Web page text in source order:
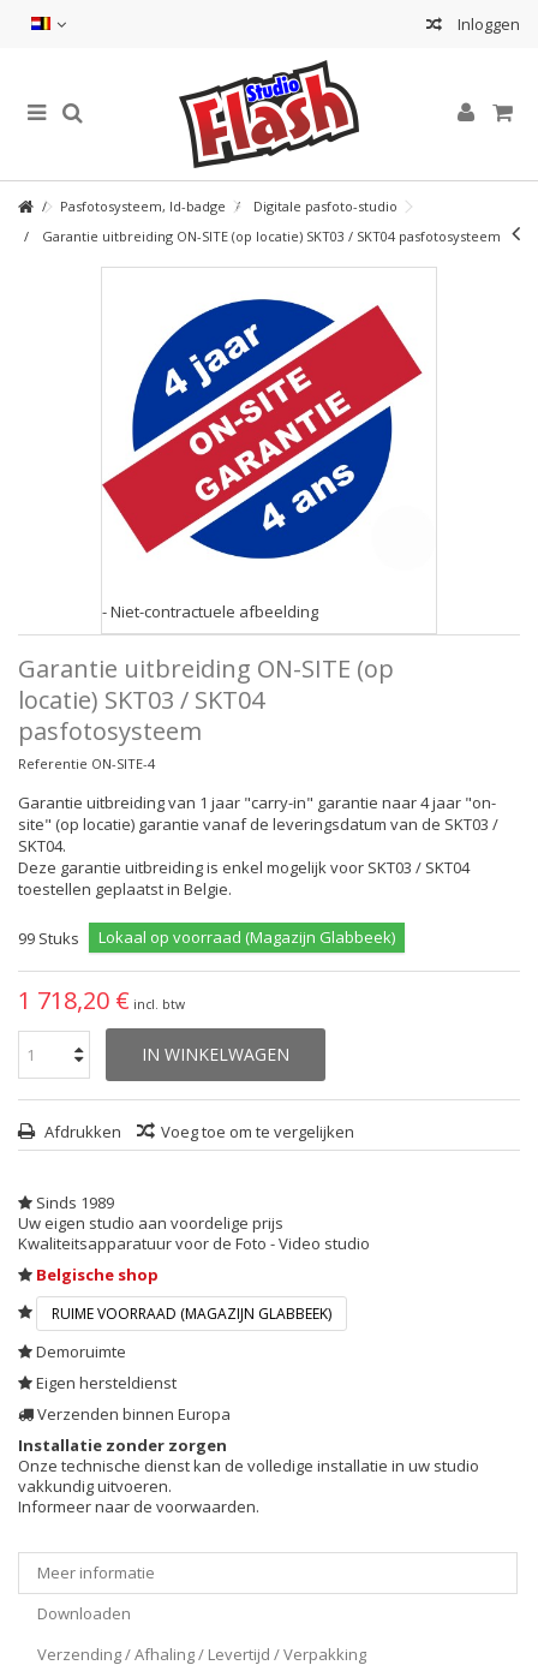
Inloggen
Pasfotosysteem, Id-badge
Digitale pasfoto-studio
Garantie uitbreiding ON-SITE (op locatie) SKT03 / SKT04 pasfotosysteem
- Niet-contractuele afbeelding
Garantie uitbreiding ON-SITE (op
locatie) SKT03 / SKT04
pasfotosysteem
Referentie ON-SITE-4
Garantie uitbreiding van 1 jaar "carry-in" garantie naar 4 jaar "on-
site" (op locatie) garantie vanaf de leveringsdatum van de SKT03 /
SKT04.
Deze garantie uitbreiding is enkel mogelijk voor SKT03 / SKT04
toestellen geplaatst in Belgie.
99 Stuks Lokaal op voorraad (Magazijn Glabbeek)
1 718,20 € incl. btw
IN WINKELWAGEN
Afdrukken Voeg toe om te vergelijken
Sinds 1989
Uw eigen studio aan voordelige prijs
Kwaliteitsapparatuur voor de Foto - Video studio
Belgische shop
RUIME VOORRAAD (MAGAZIJN GLABBEEK)
Demoruimte
Eigen hersteldienst
Verzenden binnen Europa
Installatie zonder zorgen
Onze technische dienst kan de volledige installatie in uw studio
vakkundig uitvoeren.
Informeer naar de voorwaarden.
Meer informatie
Downloaden
Verzending / Afhaling / Levertijd / Verpakking